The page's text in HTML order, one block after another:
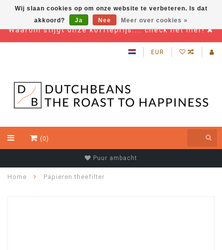
Waarom stijgt onze koffieprijs.... check het hier!
EUR
(0)
Puur ambacht
Home Papieren theefilter
Wij slaan cookies op om onze website te verbeteren. Is dat
akkoord?
Ja Nee Meer over cookies »